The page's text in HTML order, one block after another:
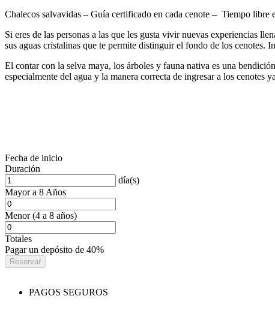
Chalecos salvavidas – Guía certificado en cada cenote – Tiempo libre
Si eres de las personas a las que les gusta vivir nuevas experiencias
sus aguas cristalinas que te permite distinguir el fondo de los cenotes.
El contar con la selva maya, los árboles y fauna nativa es una
especialmente del agua y la manera correcta de ingresar a los cenotes
Fecha de inicio
Duración
día(s)
Mayor a 8 Años
Menor (4 a 8 años)
Totales
Pagar un depósito de 40%
Reservar
PAGOS SEGUROS